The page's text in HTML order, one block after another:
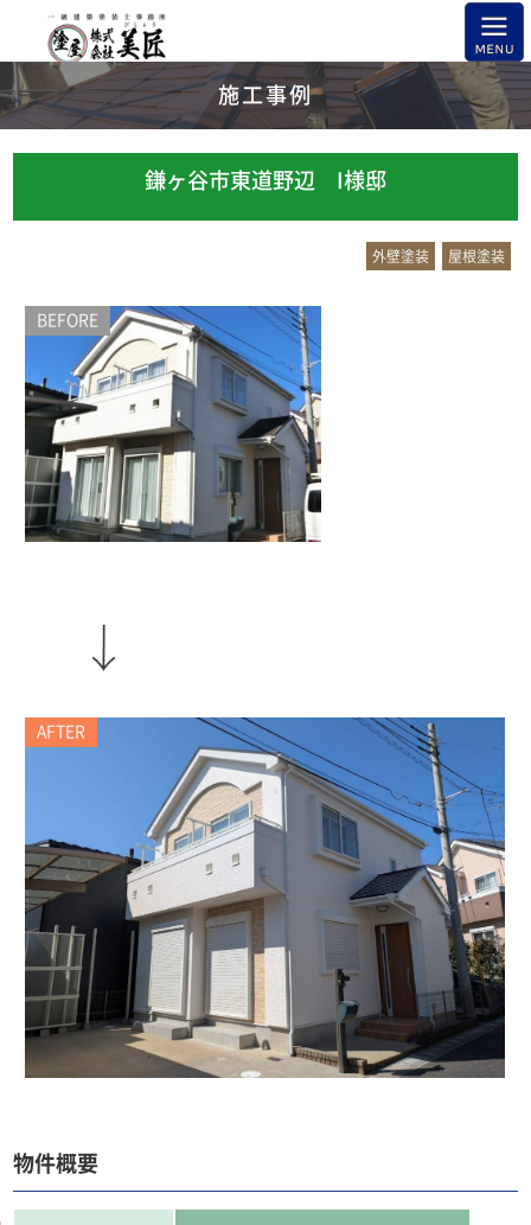
施工事例
鎌ヶ谷市東道野辺 I様邸
外壁塗装 屋根塗装
BEFORE
AFTER
物件概要